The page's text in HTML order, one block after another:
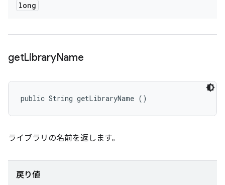
long
getLibraryName
public String getLibraryName ()
ライブラリの名前を返します。
戻り値